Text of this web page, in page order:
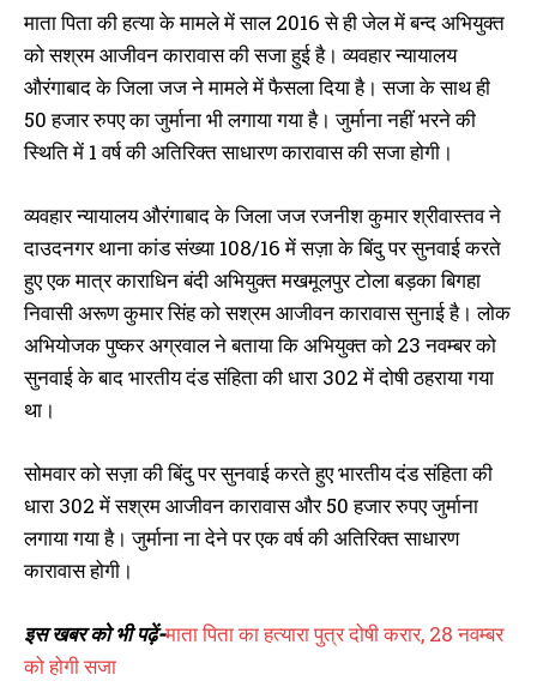
आजीवन कारावास, 3 साल में ही हो गया
फैसला
July 15, 2025
In "औरंगाबाद"
मामले में अभियुक्त को 10 साल की
कारावास
November 29, 2022
In "औरंगाबाद"
पेंशन के पैसों के लिए माता पिता की
कुल्हाड़ी मारकर हत्या करने का आरोपी
पुत्र दोषी करार, 28 नवम्बर को होगी
सजा
November 23, 2022
In "औरंगाबाद"
माता पिता की हत्या के मामले में साल 2016 से ही जेल में बन्द अभियुक्त
को सश्रम आजीवन कारावास की सजा हुई है। व्यवहार न्यायालय
औरंगाबाद के जिला जज ने मामले में फैसला दिया है। सजा के साथ ही
50 हजार रुपए का जुर्माना भी लगाया गया है। जुर्माना नहीं भरने की
स्थिति में 1 वर्ष की अतिरिक्त साधारण कारावास की सजा होगी।
व्यवहार न्यायालय औरंगाबाद के जिला जज रजनीश कुमार श्रीवास्तव ने
दाउदनगर थाना कांड संख्या 108/16 में सज़ा के बिंदु पर सुनवाई करते
हुए एक मात्र काराधिन बंदी अभियुक्त मखमूलपुर टोला बड़का बिगहा
निवासी अरूण कुमार सिंह को सश्रम आजीवन कारावास सुनाई है। लोक
अभियोजक पुष्कर अग्रवाल ने बताया कि अभियुक्त को 23 नवम्बर को
सुनवाई के बाद भारतीय दंड संहिता की धारा 302 में दोषी ठहराया गया
था।
सोमवार को सज़ा की बिंदु पर सुनवाई करते हुए भारतीय दंड संहिता की
धारा 302 में सश्रम आजीवन कारावास और 50 हजार रुपए जुर्माना
लगाया गया है। जुर्माना ना देने पर एक वर्ष की अतिरिक्त साधारण
कारावास होगी।
इस खबर को भी पढ़ें-माता पिता का हत्यारा पुत्र दोषी करार, 28 नवम्बर
को होगी सजा